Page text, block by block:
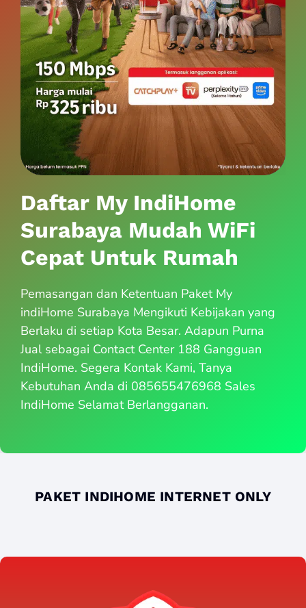
Daftar My IndiHome
Surabaya Mudah WiFi
Cepat Untuk Rumah
Pemasangan dan Ketentuan Paket My
indiHome Surabaya Mengikuti Kebijakan yang
Berlaku di setiap Kota Besar. Adapun Purna
Jual sebagai Contact Center 188 Gangguan
IndiHome. Segera Kontak Kami, Tanya
Kebutuhan Anda di 085655476968 Sales
IndiHome Selamat Berlangganan.
PAKET INDIHOME INTERNET ONLY